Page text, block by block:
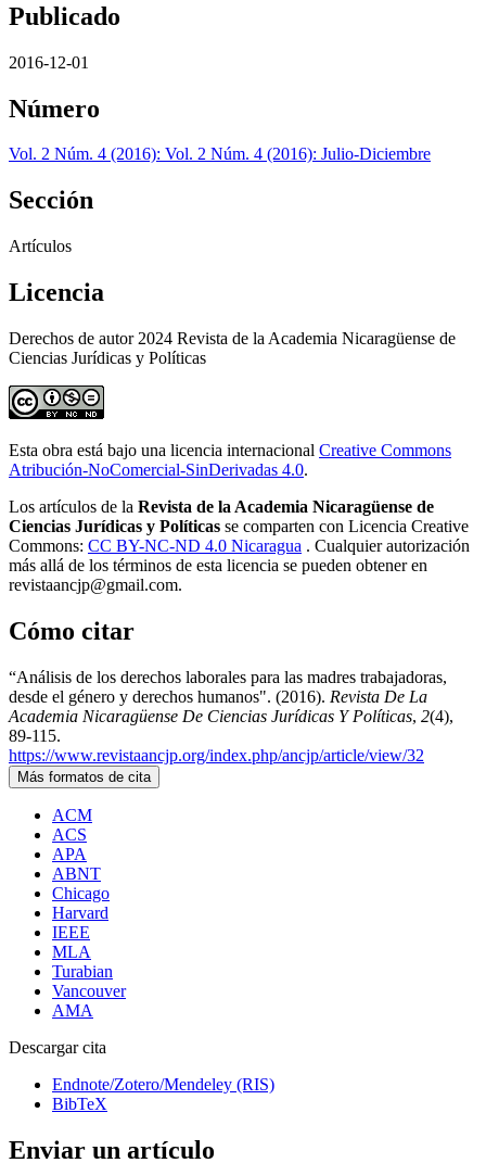
Publicado
2016-12-01
Número
Vol. 2 Núm. 4 (2016): Vol. 2 Núm. 4 (2016): Julio-Diciembre
Sección
Artículos
Licencia
Derechos de autor 2024 Revista de la Academia Nicaragüense de
Ciencias Jurídicas y Políticas
Esta obra está bajo una licencia internacional Creative Commons
Atribución-NoComercial-SinDerivadas 4.0.
Los artículos de la Revista de la Academia Nicaragüense de
Ciencias Jurídicas y Políticas se comparten con Licencia Creative
Commons: CC BY-NC-ND 4.0 Nicaragua . Cualquier autorización
más allá de los términos de esta licencia se pueden obtener en
revistaancjp@gmail.com.
Cómo citar
“Análisis de los derechos laborales para las madres trabajadoras,
desde el género y derechos humanos". (2016). Revista De La
Academia Nicaragüense De Ciencias Jurídicas Y Políticas, 2(4),
89-115.
https://www.revistaancjp.org/index.php/ancjp/article/view/32
Más formatos de cita
ACM
ACS
APA
ABNT
Chicago
Harvard
IEEE
MLA
Turabian
Vancouver
AMA
Descargar cita
Endnote/Zotero/Mendeley (RIS)
BibTeX
Enviar un artículo